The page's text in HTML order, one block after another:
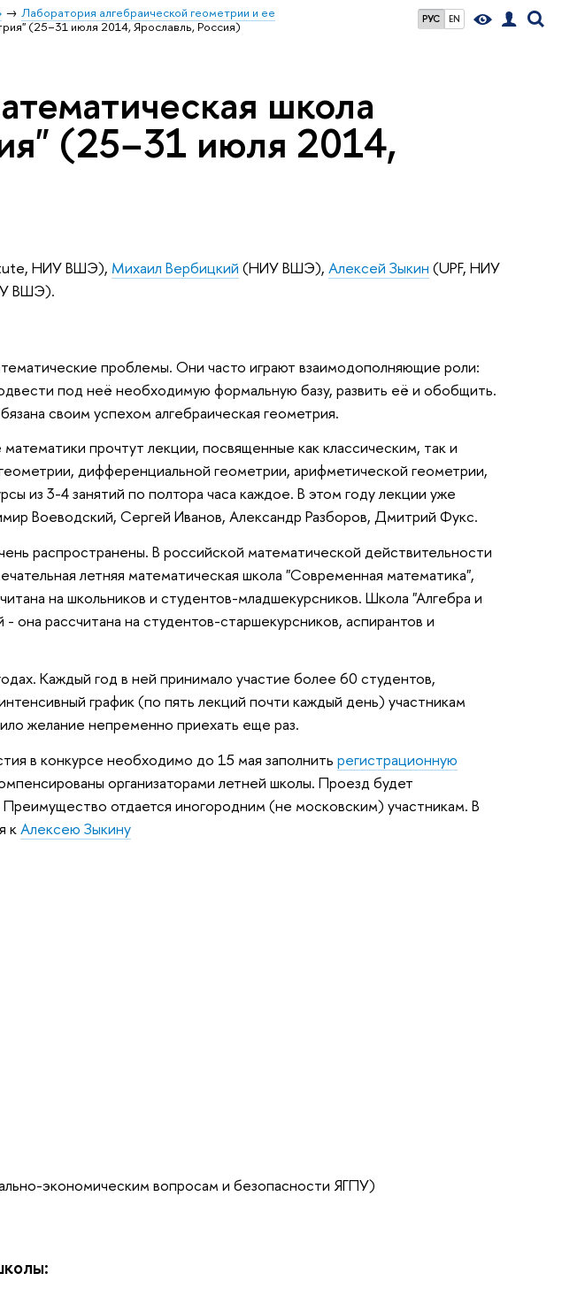
РУС EN
Лаборатория алгебраической геометрии и ее
(25−31 июля 2014, Ярославль, Россия)
школа
(25−31 июля 2014,
НИУ ВШЭ), Михаил Вербицкий (НИУ ВШЭ), Алексей Зыкин (UPF, НИУ
ВШЭ).
проблемы. Они часто играют взаимодополняющие роли:
под неё необходимую формальную базу, развить её и обобщить.
своим успехом алгебраическая геометрия.
прочтут лекции, посвященные как классическим, так и
дифференциальной геометрии, арифметической геометрии,
из 3-4 занятий по полтора часа каждое. В этом году лекции уже
Воеводский, Сергей Иванов, Александр Разборов, Дмитрий Фукс.
распространены. В российской математической действительности
летняя математическая школа "Современная математика",
на школьников и студентов-младшекурсников. Школа "Алгебра и
она рассчитана на студентов-старшекурсников, аспирантов и
Каждый год в ней принимало участие более 60 студентов,
график (по пять лекций почти каждый день) участникам
желание непременно приехать еще раз.
в конкурсе необходимо до 15 мая заполнить регистрационную
организаторами летней школы. Проезд будет
отдается иногородним (не московским) участникам. В
кАлексею Зыкину
экономическим вопросам и безопасности ЯГПУ)